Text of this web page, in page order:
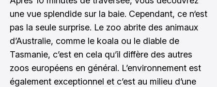
une vue splendide sur la baie. Cependant, ce n‘est
pas la seule surprise. Le zoo abrite des animaux
d’Australie, comme le koala ou le diable de
Tasmanie, c’est en cela qu’il diffère des autres
zoos européens en général. L’environnement est
également exceptionnel et c’est au milieu d’une